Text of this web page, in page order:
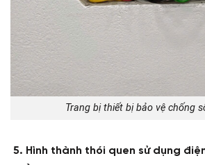
Trang bị thiết bị bảo vệ chống
5. Hình thành thói quen sử dụng